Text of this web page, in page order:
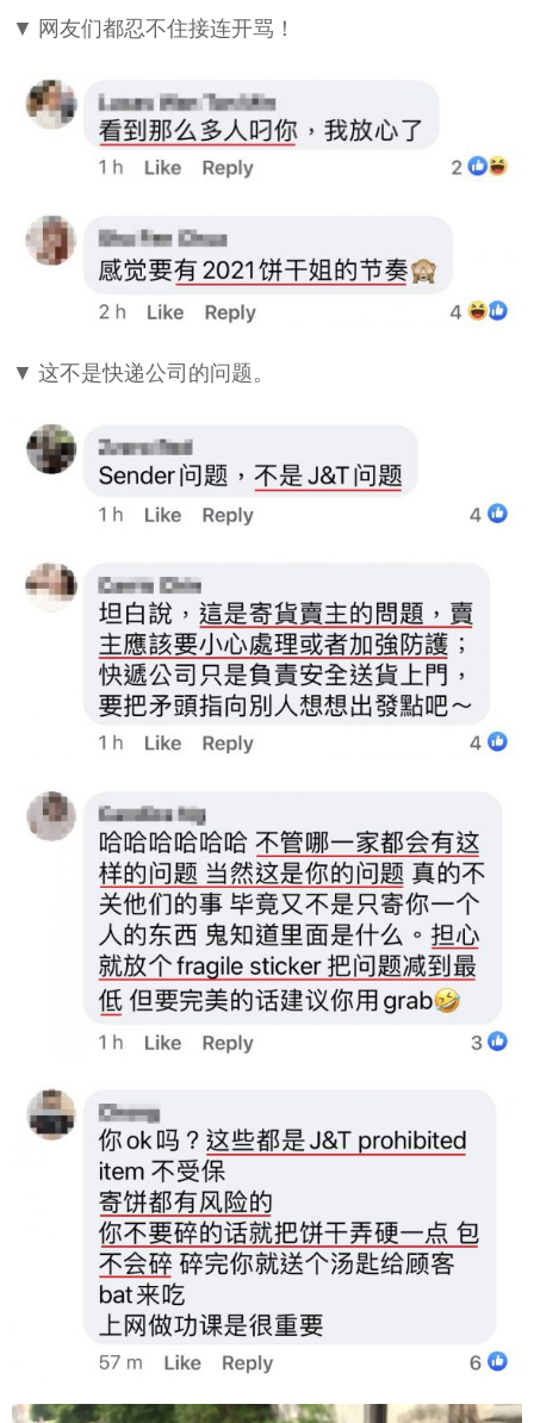
▼ 网友们都忍不住接连开骂！
▼ 这不是快递公司的问题。